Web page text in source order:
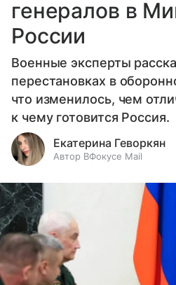
генералов в
России
Военные эксперты
перестановках в
что изменилось, чем
к чему готовится Россия.
Екатерина Геворкян
Автор ВФокусе Mail